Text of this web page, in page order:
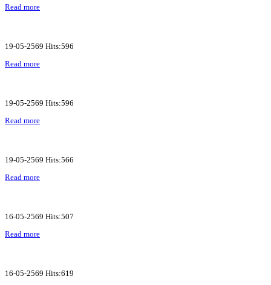
Read more
19-05-2569 Hits:596
Read more
19-05-2569 Hits:596
Read more
19-05-2569 Hits:566
Read more
16-05-2569 Hits:507
Read more
16-05-2569 Hits:619